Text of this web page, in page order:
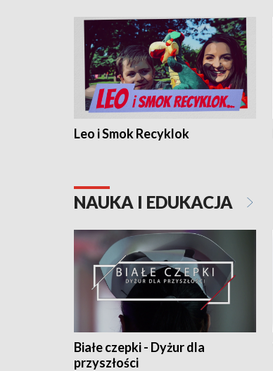
Leo i Smok Recyklok
NAUKA I EDUKACJA
Białe czepki - Dyżur dla
przyszłości